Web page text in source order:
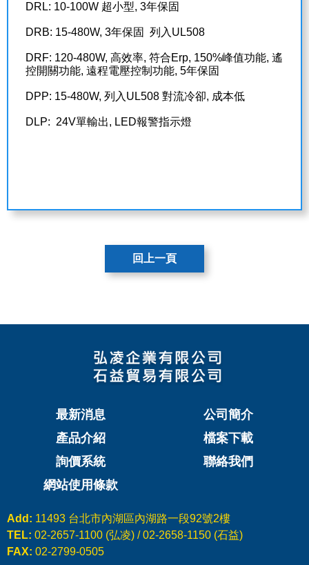
MAGNETIC BEADS
DRL: 10-100W 超小型, 3年保固
DRB: 15-480W, 3年保固 列入UL508
DRF: 120-480W, 高效率, 符合Erp, 150%峰值功能, 遙
控開關功能, 遠程電壓控制功能, 5年保固
DPP: 15-480W, 列入UL508 對流冷卻, 成本低
DLP: 24V單輸出, LED報警指示燈
回上一頁
最新消息
公司簡介
產品介紹
檔案下載
詢價系統
聯絡我們
網站使用條款
Add: 11493 台北市內湖區內湖路一段92號2樓
TEL: 02-2657-1100 (弘凌) / 02-2658-1150 (石益)
FAX: 02-2799-0505